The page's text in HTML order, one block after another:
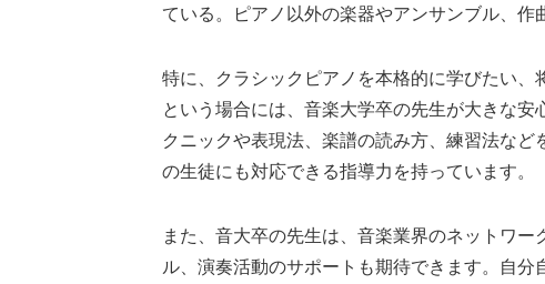
ている。ピアノ以外の楽器やアンサンブル、作
特に、クラシックピアノを本格的に学びたい、
という場合には、音楽大学卒の先生が大きな
クニックや表現法、楽譜の読み方、練習法な
の生徒にも対応できる指導力を持っています。
また、音大卒の先生は、音楽業界のネットワ
ル、演奏活動のサポートも期待できます。自